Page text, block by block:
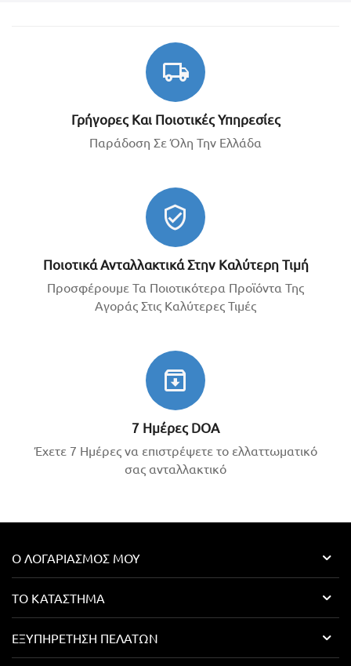
Γρήγορες Και Ποιοτικές Υπηρεσίες
Παράδοση Σε Όλη Την Ελλάδα
Ποιοτικά Ανταλλακτικά Στην Καλύτερη Τιμή
Προσφέρουμε Τα Ποιοτικότερα Προϊόντα Της
Αγοράς Στις Καλύτερες Τιμές
7 Ημέρες DOA
Έχετε 7 Ημέρες να επιστρέψετε το ελλαττωματικό
σας ανταλλακτικό
Ο ΛΟΓΑΡΙΑΣΜΌΣ ΜΟΥ
ΤΟ ΚΑΤΆΣΤΗΜΑ
ΕΞΥΠΗΡΈΤΗΣΗ ΠΕΛΑΤΏΝ